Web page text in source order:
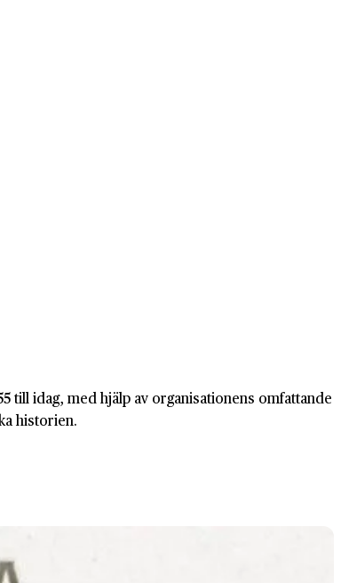
till idag, med hjälp av organisationens omfattande
historien.